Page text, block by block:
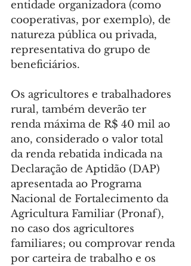
entidade organizadora (como
cooperativas, por exemplo), de
natureza pública ou privada,
representativa do grupo de
beneficiários.
Os agricultores e trabalhadores
rural, também deverão ter
renda máxima de R$ 40 mil ao
ano, considerado o valor total
da renda rebatida indicada na
Declaração de Aptidão (DAP)
apresentada ao Programa
Nacional de Fortalecimento da
Agricultura Familiar (Pronaf),
no caso dos agricultores
familiares; ou comprovar renda
por carteira de trabalho e os